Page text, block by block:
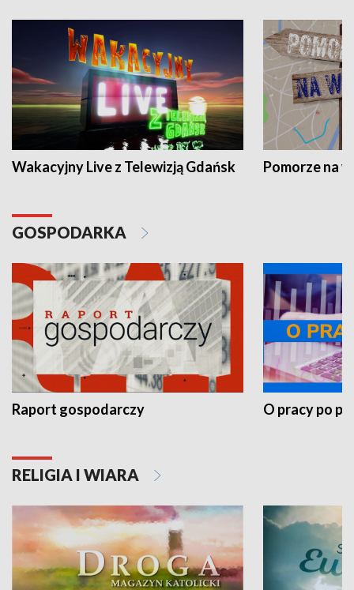
Wakacyjny Live z Telewizją Gdańsk Pomorze na
GOSPODARKA
Raport gospodarczy O pracy po
RELIGIA I WIARA